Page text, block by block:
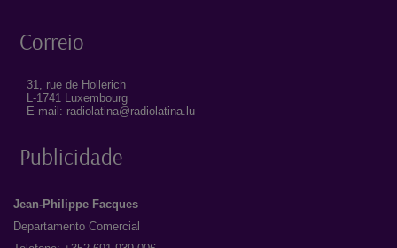
Correio
31, rue de Hollerich
L-1741 Luxembourg
E-mail: radiolatina@radiolatina.lu
Publicidade
Jean-Philippe Facques
Departamento Comercial